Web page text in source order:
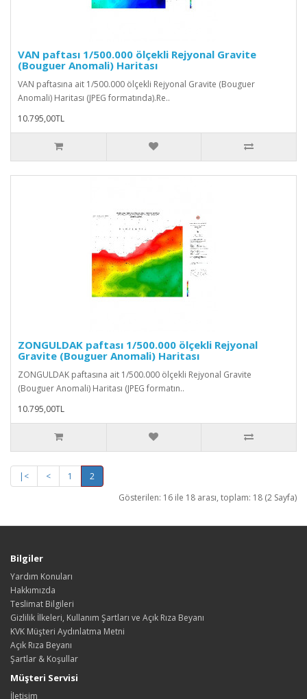
VAN paftası 1/500.000 ölçekli Rejyonal Gravite
(Bouguer Anomali) Haritası
VAN paftasına ait 1/500.000 ölçekli Rejyonal Gravite (Bouguer
Anomali) Haritası (JPEG formatında).Re..
10.795,00TL
ZONGULDAK paftası 1/500.000 ölçekli Rejyonal
Gravite (Bouguer Anomali) Haritası
ZONGULDAK paftasına ait 1/500.000 ölçekli Rejyonal Gravite
(Bouguer Anomali) Haritası (JPEG formatın..
10.795,00TL
|< < 1
2
Gösterilen: 16 ile 18 arası, toplam: 18 (2 Sayfa)
Bilgiler
Yardım Konuları
Hakkımızda
Teslimat Bilgileri
Gizlilik İlkeleri, Kullanım Şartları ve Açık Rıza Beyanı
KVK Müşteri Aydınlatma Metni
Açık Rıza Beyanı
Şartlar & Koşullar
Müşteri Servisi
İletişim